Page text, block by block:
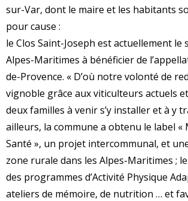
sur-Var, dont le maire et les habitants
pour cause :
le Clos Saint-Joseph est actuellement le
Alpes-Maritimes à bénéficier de
de-Provence. « D’où notre volonté de
vignoble grâce aux viticulteurs actuels
deux familles à venir s’y installer et à y
ailleurs, la commune a obtenu le label «
Santé », un projet intercommunal, et
zone rurale dans les Alpes-Maritimes ;
des programmes d’Activité Physique
ateliers de mémoire, de nutrition … et